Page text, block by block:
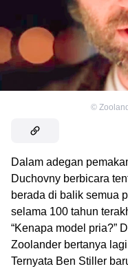
©
Dalam adegan
Duchovny berbicara
berada di balik semua
selama 100 tahun
“Kenapa model pria?”
Zoolander bertanya
Ternyata Ben Stiller